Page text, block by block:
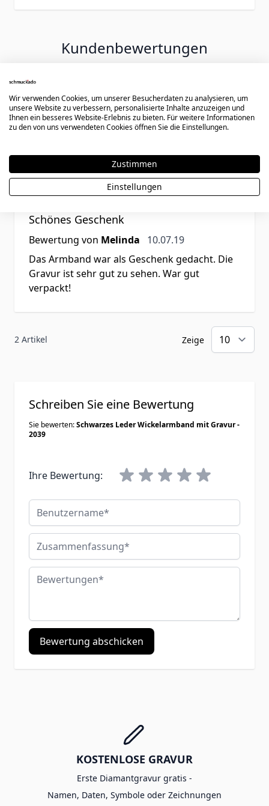
Kundenbewertungen
Rating
Gute Qualität, genialer Preis
Super Lederarmband, passt sehr gut!
Rating
Schönes Geschenk
Bewertung von Melinda 10. Juli 2019
10.07.19
Das Armband war als Geschenk gedacht. Die
Gravur ist sehr gut zu sehen. War gut
verpackt!
2 Artikel Zeige
Schreiben Sie eine Bewertung
Sie bewerten:Schwarzes Leder Wickelarmband mit Gravur -
2039
Ihre Bewertung:
Benutzername
Zusammenfassung
Bewertungen
Bewertung abschicken
KOSTENLOSE GRAVUR
Erste Diamantgravur gratis -
Namen, Daten, Symbole oder Zeichnungen
Wir verwenden Cookies, um unserer Besucherdaten zu analysieren, um
unsere Website zu verbessern, personalisierte Inhalte anzuzeigen und
Ihnen ein besseres Website-Erlebnis zu bieten. Für weitere Informationen
zu den von uns verwendeten Cookies öffnen Sie die Einstellungen.
Zustimmen
Einstellungen